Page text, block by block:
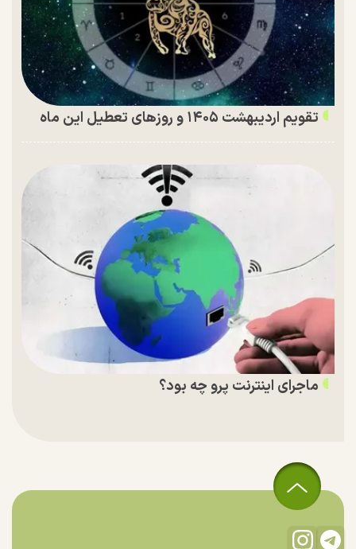
تقویم اردیبهشت ۱۴۰۵ و روز‌های تعطیل این ماه
ماجرای اینترنت پرو چه بود؟